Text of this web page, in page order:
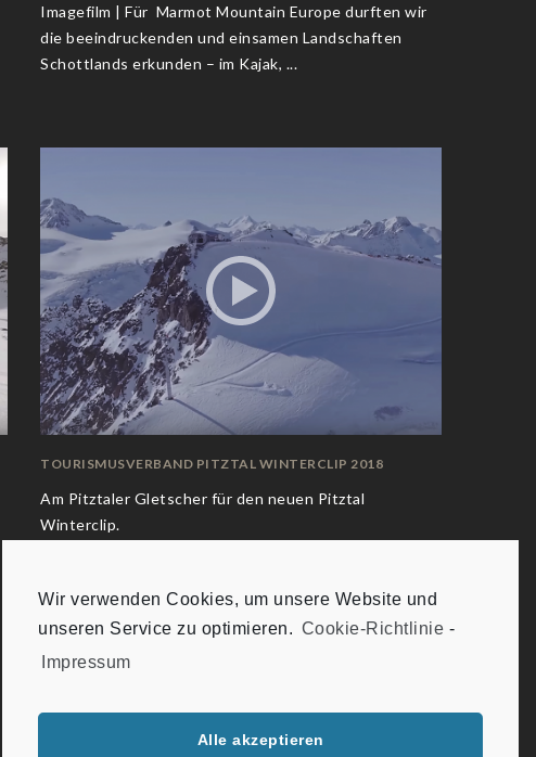
Wir verwenden Cookies, um unsere Website und
unseren Service zu optimieren. Cookie-Richtlinie -
Impressum
Alle akzeptieren
Imagefilm | Für Marmot Mountain Europe durften wir
die beeindruckenden und einsamen Landschaften
Schottlands erkunden – im Kajak, ...
TOURISMUSVERBAND PITZTAL WINTERCLIP 2018
Am Pitztaler Gletscher für den neuen Pitztal
Winterclip.